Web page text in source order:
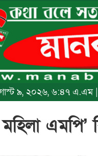
৯, ২০২৬, ৬:৪৭
এমপি’